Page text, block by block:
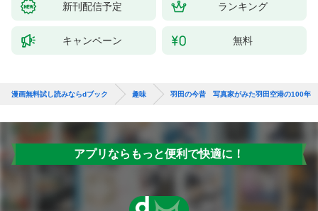
新刊配信予定 ランキング
キャンペーン 無料
漫画無料試し読みならdブック 趣味 羽田の今昔 写真家がみた羽田空港の100年
アプリならもっと便利で快適に！